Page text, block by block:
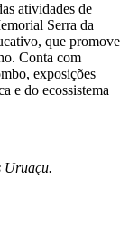
atividades de
Serra da
que promove
Conta com
exposições
e do ecossistema
Uruaçu.